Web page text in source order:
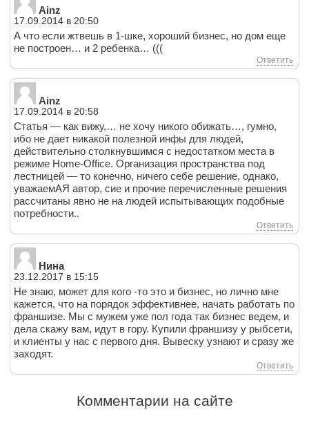
Ainz
17.09.2014 в 20:50
А что если жтвешь в 1-шке, хороший бизнес, но дом еще
не построен… и 2 ребенка… (((
Ответить
Ainz
17.09.2014 в 20:58
Статья — как вижу,… не хочу никого обижать…, гумно,
ибо не дает никакой полезной инфы для людей,
действительно столкнувшимся с недостатком места в
режиме Home-Office. Организация пространства под
лестницей — то конечно, ничего себе решение, однако,
уважаемАЯ автор, сие и прочие перечисленные решения
рассчитаны явно не на людей испытывающих подобные
потребности..
Ответить
Нина
23.12.2017 в 15:15
Не знаю, может для кого -то это и бизнес, но лично мне
кажется, что на порядок эффективнее, начать работать по
франшизе. Мы с мужем уже пол года так бизнес ведем, и
дела скажу вам, идут в гору. Купили франшизу у рыбсети,
и клиенты у нас с первого дня. Вывеску узнают и сразу же
заходят.
Ответить
Комментарии на сайте